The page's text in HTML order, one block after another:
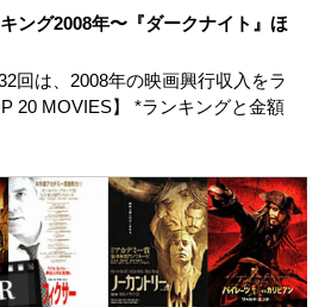
ング2008年〜『ダークナイト』ほ
回は、2008年の映画興行収入をラ
20 MOVIES】 *ランキングと金額